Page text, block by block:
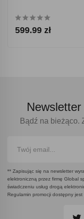
599.99 zł
Newsletter
Bądź na bieżąco.
** Zapisując się na newsletter
elektroniczną przez firmę Global
świadczeniu usług drogą
Regulamin promocji dostępny jest